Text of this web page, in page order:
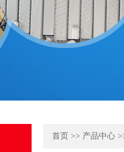
首页 >> 产品中心